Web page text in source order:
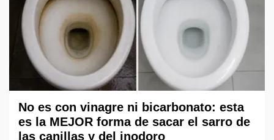
No es con vinagre ni bicarbonato: esta
es la MEJOR forma de sacar el sarro de
las canillas y del inodoro